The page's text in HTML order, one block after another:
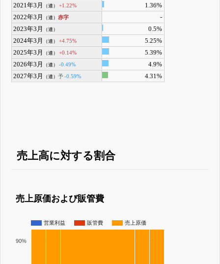
2021年3月
（連） +1.22%
1.36%
2022年3月
（連）赤字
-
2023年3月
（連）
0.5%
2024年3月
（連） +4.75%
5.25%
2025年3月
（連） +0.14%
5.39%
2026年3月
（連） -0.49%
4.9%
2027年3月
（連）予-0.59% 4.31%
売上高に対する割合
売上原価および販管費
営業利益 販管費 売上原価
90%